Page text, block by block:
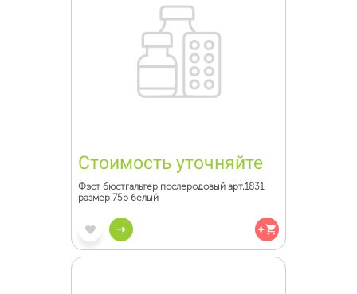
Стоимость уточняйте
Фэст бюстгальтер послеродовый арт.1831
размер 75b белый